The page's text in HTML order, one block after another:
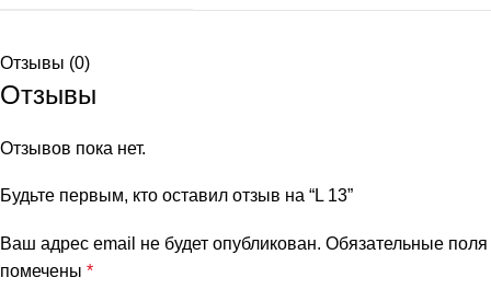
Отзывы (0)
Отзывы
Отзывов пока нет.
Будьте первым, кто оставил отзыв на “L 13”
Ваш адрес email не будет опубликован. Обязательные поля
помечены *